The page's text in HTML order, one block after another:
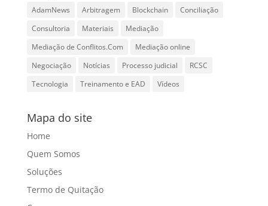
AdamNews Arbitragem Blockchain
Conciliação
Consultoria
Materiais
Mediação
Mediação de Conflitos.Com
Mediação online
Negociação
Notícias Processo judicial
RCSC
Tecnologia
Treinamento e EAD Vídeos
Mapa do site
Home
Quem Somos
Soluções
Termo de Quitação